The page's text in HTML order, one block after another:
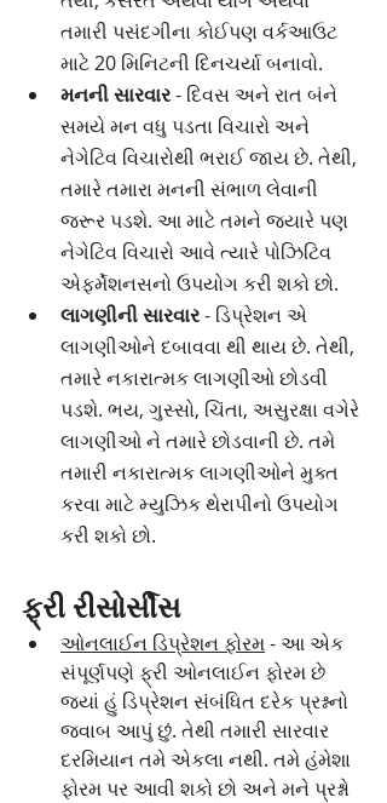
તમારી પસંદગીના કોઈપણ વર્કઆઉટ
માટે 20 મિનિટની દિનચર્યા બનાવો.
મનની સારવાર - દિવસ અને રાત બંને
સમયે મન વધુ પડતા વિચારો અને
નેગેટિવ વિચારોથી ભરાઈ જાય છે. તેથી,
તમારે તમારા મનની સંભાળ લેવાની
જરૂર પડશે. આ માટે તમને જ્યારે પણ
નેગેટિવ વિચારો આવે ત્યારે પોઝિટિવ
એફર્મેશનસનો ઉપયોગ કરી શકો છો.
લાગણીની સારવાર - ડિપ્રેશન એ
લાગણીઓને દબાવવા થી થાય છે. તેથી,
તમારે નકારાત્મક લાગણીઓ છોડવી
પડશે. ભય, ગુસ્સો, ચિંતા, અસુરક્ષા વગેરે
લાગણીઓ ને તમારે છોડવાની છે. તમે
તમારી નકારાત્મક લાગણીઓને મુક્ત
કરવા માટે મ્યુઝિક થેરાપીનો ઉપયોગ
કરી શકો છો.
ફ્રી રીસોર્સીસ
ઓનલાઈન ડિપ્રેશન ફોરમ - આ એક
સંપૂર્ણપણે ફ્રી ઓનલાઈન ફોરમ છે
જ્યાં હું ડિપ્રેશન સંબંધિત દરેક પ્રશ્નનો
જવાબ આપું છું. તેથી તમારી સારવાર
દરમિયાન તમે એકલા નથી. તમે હંમેશા
ફોરમ પર આવી શકો છો અને મને પ્રશ્નો